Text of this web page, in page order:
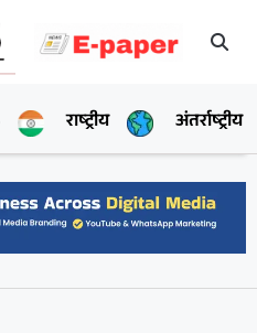
राष्ट्रीय अंतर्राष्ट्रीय